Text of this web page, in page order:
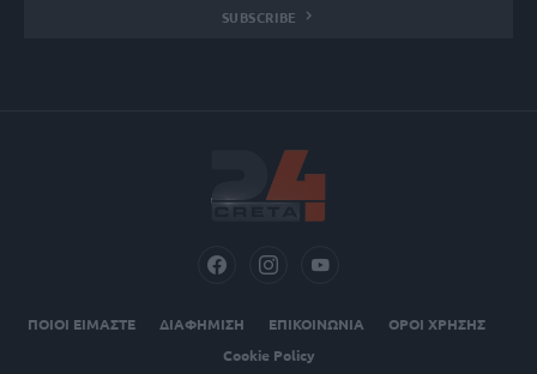
SUBSCRIBE
ΠΟΙΟΙ ΕΙΜΑΣΤΕ ΔΙΑΦΗΜΙΣΗ ΕΠΙΚΟΙΝΩΝΙΑ
ΟΡΟΙ ΧΡΗΣΗΣ
Cookie Policy